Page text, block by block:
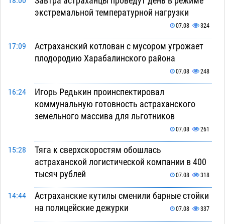
экстремальной температурной нагрузки
07.08 324
17:09
Астраханский котлован с мусором угрожает
плодородию Харабалинского района
07.08 248
16:24
Игорь Редькин проинспектировал
коммунальную готовность астраханского
земельного массива для льготников
07.08 261
15:28
Тяга к сверхскоростям обошлась
астраханской логистической компании в 400
тысяч рублей
07.08 318
14:44
Астраханские кутилы сменили барные стойки
на полицейские дежурки
07.08 337